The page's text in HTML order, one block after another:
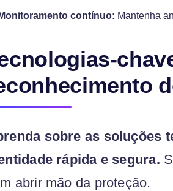
contínuo: Mantenha
sobre as soluções
rápida e segura.
abrir mão da proteção.